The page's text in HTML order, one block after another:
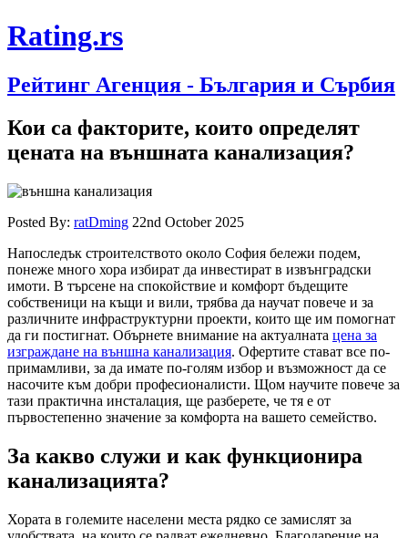
Rating.rs
Рейтинг Агенция - България и Сърбия
Кои са факторите, които определят
цената на външната канализация?
Posted By: ratDming 22nd October 2025
Напоследък строителството около София бележи подем,
понеже много хора избират да инвестират в извънградски
имоти. В търсене на спокойствие и комфорт бъдещите
собственици на къщи и вили, трябва да научат повече и за
различните инфраструктурни проекти, които ще им помогнат
да ги постигнат. Обърнете внимание на актуалната цена за
изграждане на външна канализация. Офертите стават все по-
примамливи, за да имате по-голям избор и възможност да се
насочите към добри професионалисти. Щом научите повече за
тази практична инсталация, ще разберете, че тя е от
първостепенно значение за комфорта на вашето семейство.
За какво служи и как функционира
канализацията?
Хората в големите населени места рядко се замислят за